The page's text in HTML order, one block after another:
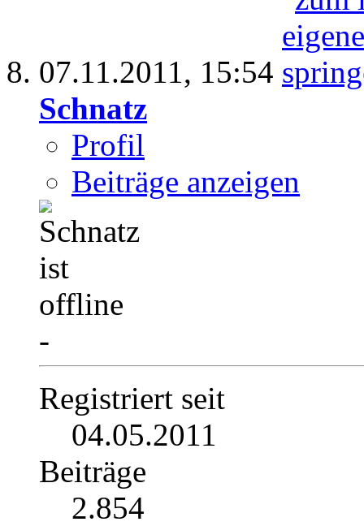
07.11.2011, 15:54
Schnatz
Profil
Beiträge anzeigen
-
Registriert seit
04.05.2011
Beiträge
2.854